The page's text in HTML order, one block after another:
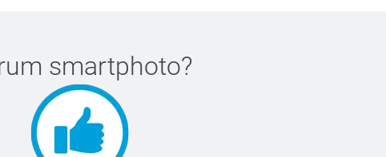
smartphoto?